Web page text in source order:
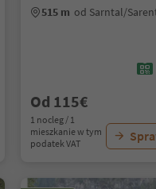
515 m od Sarntal/
Od 115€
1 nocleg / 1
mieszkanie w tym
podatek VAT